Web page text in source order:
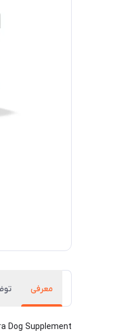
معرفی